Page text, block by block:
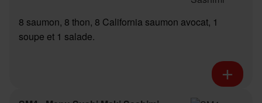
8 saumon, 8 thon, 8 California saumon avocat, 1
soupe et 1 salade.